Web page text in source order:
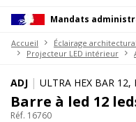
Mandats
Accueil Éclairage architectural
Projecteur LED intérieur
ADJ | ULTRA HEX BAR 12,
Barre à led 12
Réf. 16760